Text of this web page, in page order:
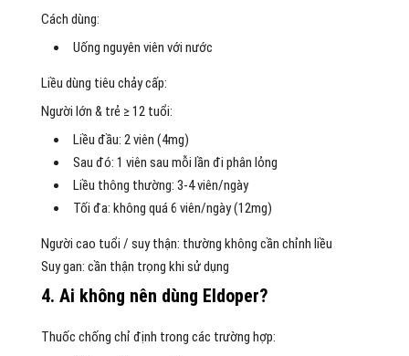
Cách dùng:
Uống nguyên viên với nước
Liều dùng tiêu chảy cấp:
Người lớn & trẻ ≥ 12 tuổi:
Liều đầu: 2 viên (4mg)
Sau đó: 1 viên sau mỗi lần đi phân lỏng
Liều thông thường: 3-4 viên/ngày
Tối đa: không quá 6 viên/ngày (12mg)
Người cao tuổi / suy thận: thường không cần chỉnh liều
Suy gan: cần thận trọng khi sử dụng
4. Ai không nên dùng Eldoper?
Thuốc chống chỉ định trong các trường hợp: